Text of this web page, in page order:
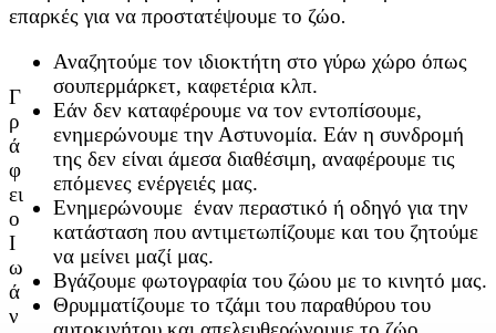
επαρκές για να προστατέψουμε το ζώο.
Γ
ρ
ά
φ
ει
ο
Ι
ω
ά
ν
Αναζητούμε τον ιδιοκτήτη στο γύρω χώρο όπως
σουπερμάρκετ, καφετέρια κλπ.
Εάν δεν καταφέρουμε να τον εντοπίσουμε,
ενημερώνουμε την Αστυνομία. Εάν η συνδρομή
της δεν είναι άμεσα διαθέσιμη, αναφέρουμε τις
επόμενες ενέργειές μας.
Ενημερώνουμε έναν περαστικό ή οδηγό για την
κατάσταση που αντιμετωπίζουμε και του ζητούμε
να μείνει μαζί μας.
Βγάζουμε φωτογραφία του ζώου με το κινητό μας.
Θρυμματίζουμε το τζάμι του παραθύρου του